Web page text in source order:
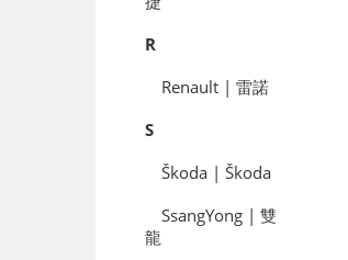
R
Renault | 雷諾
S
Škoda | Škoda
SsangYong | 雙
龍